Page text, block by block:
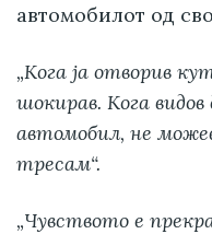
автомобилот од
„Кога ја отворив
шокирав. Кога
автомобил, не
тресам“.
„Чувството е